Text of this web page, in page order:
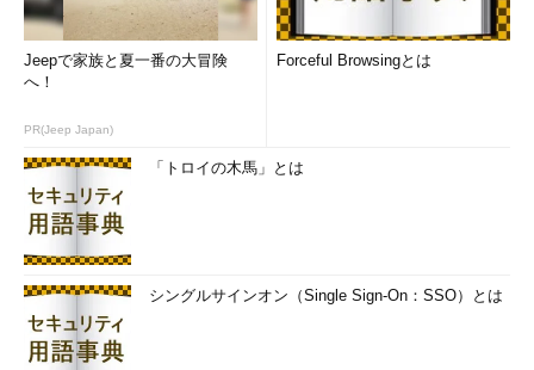
Jeepで家族と夏一番の大冒険
へ！
PR(Jeep Japan)
Forceful Browsingとは
「トロイの木馬」とは
シングルサインオン（Single Sign-On：SSO）とは